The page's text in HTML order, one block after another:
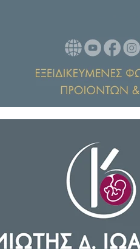
η προθεσμία για τον
να προχωρήσουν άμεσα